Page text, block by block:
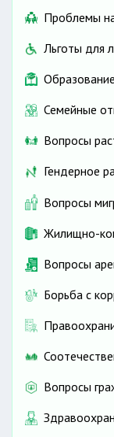
Проблемы
Льготы для
Образование
Семейные
Вопросы
Гендерное
Вопросы
Жилищно-
Вопросы
Борьба с
Вопросы